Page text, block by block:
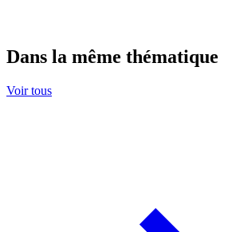
Dans la même thématique
Voir tous